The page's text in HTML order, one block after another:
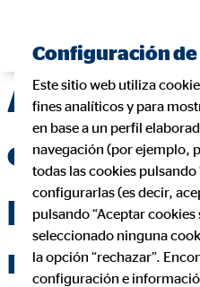
Alfonso
para ir en
marcada”
Configuración
Este sitio web utiliza
fines analíticos y para
en base a un perfil
navegación (por ejemplo,
todas las cookies pulsando
configurarlas (es decir,
pulsando “Aceptar cookies
seleccionado ninguna
la opción “rechazar”.
configuración e